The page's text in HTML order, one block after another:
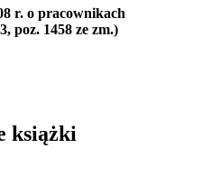
r. o pracownikach
poz. 1458 ze zm.)
książki